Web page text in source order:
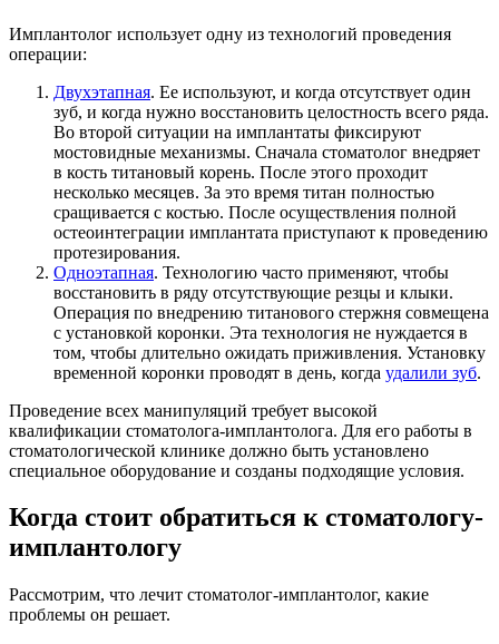
Имплантолог использует одну из технологий проведения
операции:
Двухэтапная. Ее используют, и когда отсутствует один
зуб, и когда нужно восстановить целостность всего ряда.
Во второй ситуации на имплантаты фиксируют
мостовидные механизмы. Сначала стоматолог внедряет
в кость титановый корень. После этого проходит
несколько месяцев. За это время титан полностью
сращивается с костью. После осуществления полной
остеоинтеграции имплантата приступают к проведению
протезирования.
Одноэтапная. Технологию часто применяют, чтобы
восстановить в ряду отсутствующие резцы и клыки.
Операция по внедрению титанового стержня совмещена
с установкой коронки. Эта технология не нуждается в
том, чтобы длительно ожидать приживления. Установку
временной коронки проводят в день, когда удалили зуб.
Проведение всех манипуляций требует высокой
квалификации стоматолога-имплантолога. Для его работы в
стоматологической клинике должно быть установлено
специальное оборудование и созданы подходящие условия.
Когда стоит обратиться к стоматологу-
имплантологу
Рассмотрим, что лечит стоматолог-имплантолог, какие
проблемы он решает.